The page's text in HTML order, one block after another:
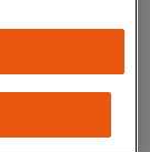
más
aunar una
práctico e